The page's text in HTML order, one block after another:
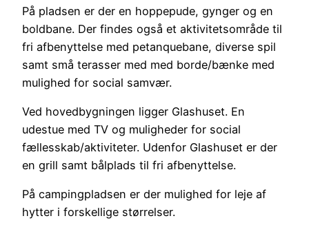
På pladsen er der en hoppepude, gynger og en
boldbane. Der findes også et aktivitetsområde til
fri afbenyttelse med petanquebane, diverse spil
samt små terasser med med borde/bænke med
mulighed for social samvær.
Ved hovedbygningen ligger Glashuset. En
udestue med TV og muligheder for social
fællesskab/aktiviteter. Udenfor Glashuset er der
en grill samt bålplads til fri afbenyttelse.
På campingpladsen er der mulighed for leje af
hytter i forskellige størrelser.